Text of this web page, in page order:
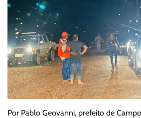
Por Pablo Geovanni, prefeito de